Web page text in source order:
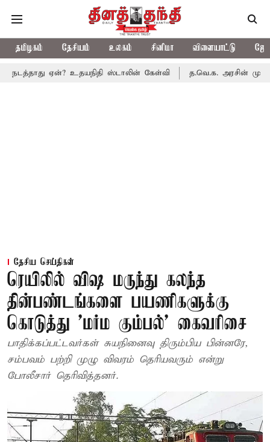
தமிழகம் தேசியம் உலகம் சினிமா விளையாட்டு
ஏன்? உதயநிதி ஸ்டாலின் கேள்வி த.வெ.க. அரசின் முதல் பட்ஜெட்:
தேசிய செய்திகள்
ரெயிலில் விஷ மருந்து கலந்த
தின்பண்டங்களை பயணிகளுக்கு
கொடுத்து 'மர்ம கும்பல்' கைவரிசை
பாதிக்கப்பட்டவர்கள் சுயநினைவு திரும்பிய பின்னரே,
சம்பவம் பற்றி முழு விவரம் தெரியவரும் என்று
போலீசார் தெரிவித்தனர்.